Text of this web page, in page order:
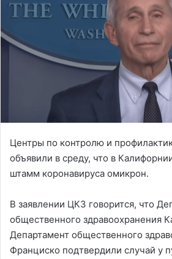
Центры по контролю и
объявили в среду, что в
штамм коронавируса омикрон.
В заявлении ЦКЗ говорится, что
общественного здравоохранения
Департамент общественного
Франциско подтвердили случай у